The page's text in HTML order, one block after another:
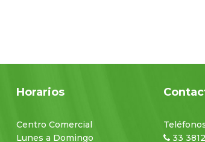
Horarios
Centro Comercial
Lunes a Domingo
33